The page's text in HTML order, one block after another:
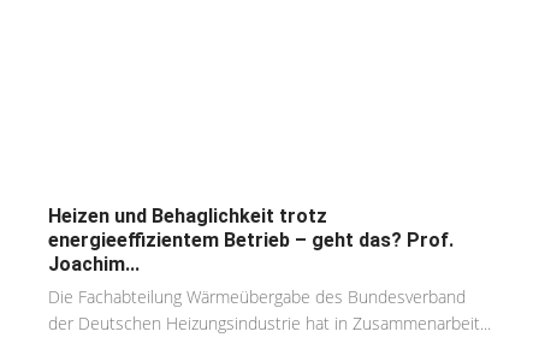
Heizen und Behaglichkeit trotz
energieeffizientem Betrieb – geht das? Prof.
Joachim...
Die Fachabteilung Wärmeübergabe des Bundesverband
der Deutschen Heizungsindustrie hat in Zusammenarbeit...